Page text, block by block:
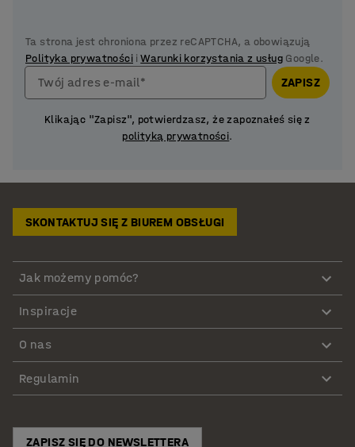
Ta strona jest chroniona przez reCAPTCHA, a obowiązują
Polityka prywatności iWarunki korzystania z usług Google.
Twój adres e-mail* ZAPISZ
Klikając "Zapisz", potwierdzasz, że zapoznałeś się z
polityką prywatności.
SKONTAKTUJ SIĘ Z BIUREM OBSŁUGI
Jak możemy pomóc?
Inspiracje
O nas
Regulamin
ZAPISZ SIĘ DO NEWSLETTERA